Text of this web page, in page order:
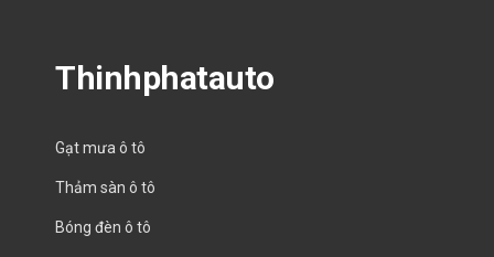
Thinhphatauto
Gạt mưa ô tô
Thảm sàn ô tô
Bóng đèn ô tô